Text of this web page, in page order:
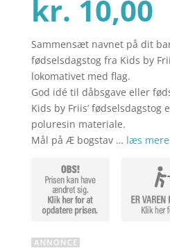
kr. 10,00
Sammensæt navnet på dit
fødselsdagstog fra Kids by
lokomativet med flag.
God idé til dåbsgave eller
Kids by Friis’ fødselsdagstog
poluresin materiale.
Mål på Æ bogstav … læs